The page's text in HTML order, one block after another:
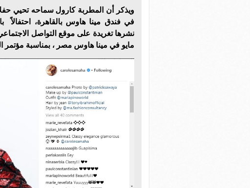
في فندق مينا هاوس بالقاهرة، احتفالاً
نشرها تغريدة على موقع التواصل
مايو في مينا هاوس مصر ، بمناسبة مؤتمر